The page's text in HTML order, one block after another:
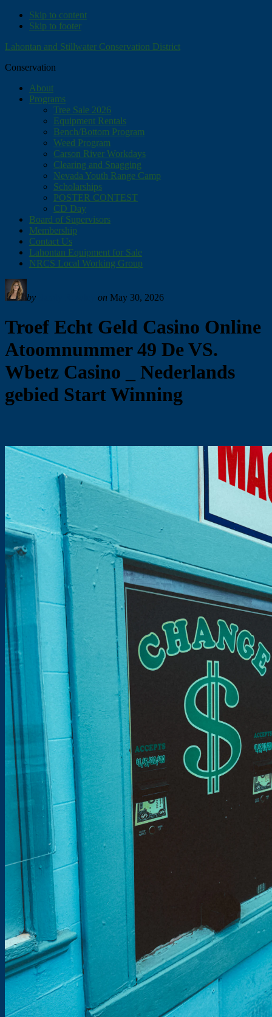
Skip to content
Skip to footer
Lahontan and Stillwater Conservation District
Conservation
About
Programs
Tree Sale 2026
Equipment Rentals
Bench/Bottom Program
Weed Program
Carson River Workdays
Clearing and Snagging
Nevada Youth Range Camp
Scholarships
POSTER CONTEST
CD Day
Board of Supervisors
Membership
Contact Us
Lahontan Equipment for Sale
NRCS Local Working Group
by on May 30, 2026
Troef Echt Geld Casino Online
Atoomnummer 49 De VS.
Wbetz Casino _ Nederlands
gebied Start Winning